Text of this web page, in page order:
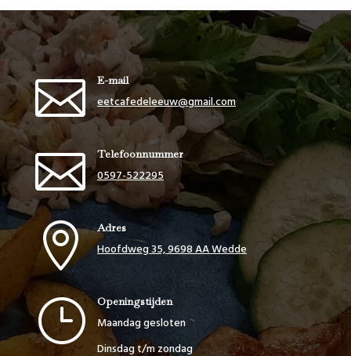
 E-mail
eetcafedeleeuw@gmail.com
 Telefoonnummer
0597-522295
 Adres
Hoofdweg 35, 9698 AA Wedde
} Openingstijden
Maandag gesloten
Dinsdag t/m zondag